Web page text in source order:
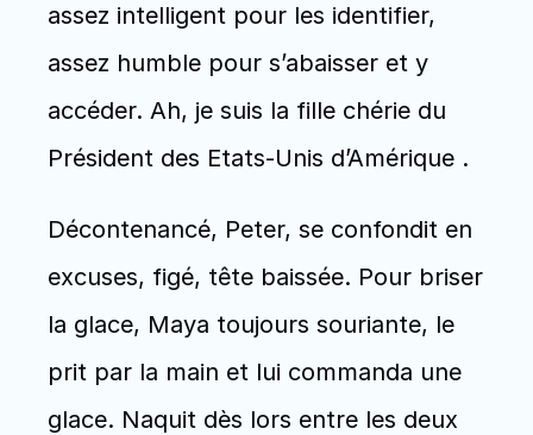
assez intelligent pour les identifier,
assez humble pour s’abaisser et y
accéder. Ah, je suis la fille chérie du
Président des Etats-Unis d’Amérique .
Décontenancé, Peter, se confondit en
excuses, figé, tête baissée. Pour briser
la glace, Maya toujours souriante, le
prit par la main et lui commanda une
glace. Naquit dès lors entre les deux